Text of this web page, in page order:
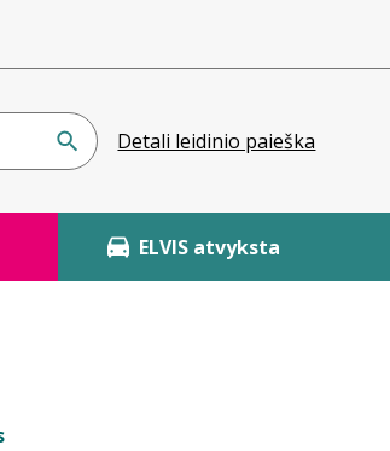
Detali leidinio paieška
ELVIS atvyksta